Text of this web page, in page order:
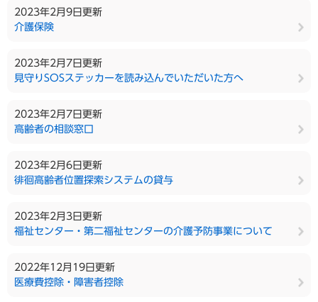
2023年2月9日更新
介護保険
2023年2月7日更新
見守りSOSステッカーを読み込んでいただいた方へ
2023年2月7日更新
高齢者の相談窓口
2023年2月6日更新
徘徊高齢者位置探索システムの貸与
2023年2月3日更新
福祉センター・第二福祉センターの介護予防事業について
2022年12月19日更新
医療費控除・障害者控除